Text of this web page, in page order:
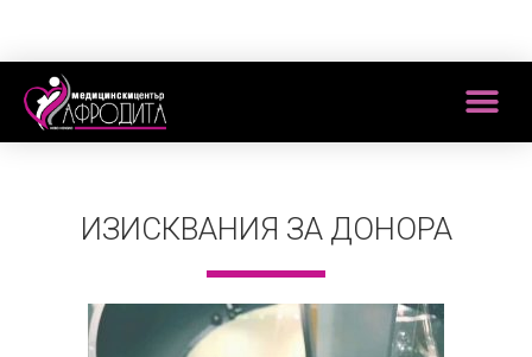
ИЗИСКВАНИЯ ЗА ДОНОРА